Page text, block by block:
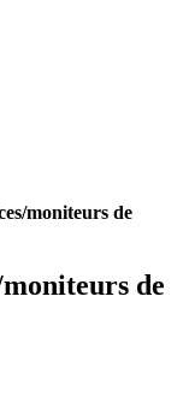
moniteurs de
de